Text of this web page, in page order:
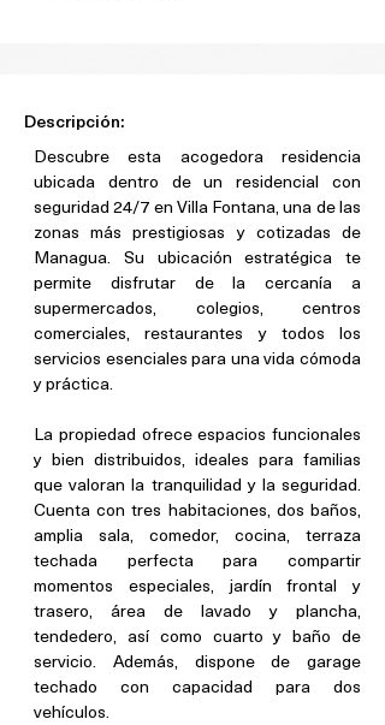
Descripción:
Descubre esta acogedora residencia
ubicada dentro de un residencial con
seguridad 24/7 en Villa Fontana, una de las
zonas más prestigiosas y cotizadas de
Managua. Su ubicación estratégica te
permite disfrutar de la cercanía a
supermercados, colegios, centros
comerciales, restaurantes y todos los
servicios esenciales para una vida cómoda
y práctica.
La propiedad ofrece espacios funcionales
y bien distribuidos, ideales para familias
que valoran la tranquilidad y la seguridad.
Cuenta con tres habitaciones, dos baños,
amplia sala, comedor, cocina, terraza
techada perfecta para compartir
momentos especiales, jardín frontal y
trasero, área de lavado y plancha,
tendedero, así como cuarto y baño de
servicio. Además, dispone de garage
techado con capacidad para dos
vehículos.